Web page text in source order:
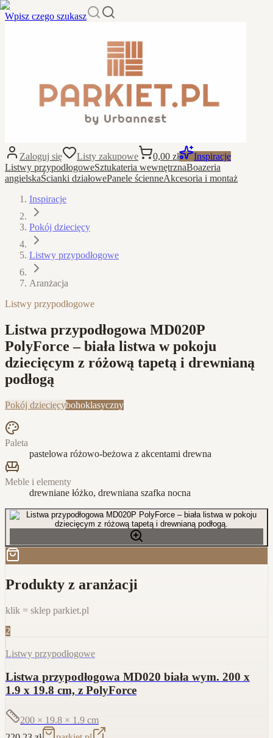
Wpisz czego szukasz
Zaloguj się Listy zakupowe 0,00 zł
Inspiracje
Listwy przypodłogoweSztukateria wewnętrznaBoazeria
angielskaŚcianki działowePanele ścienneAkcesoria i montaż
Inspiracje
Pokój dziecięcy
Listwy przypodłogowe
Aranżacja
Listwy przypodłogowe
Listwa przypodłogowa MD020P
PolyForce – biała listwa w pokoju
dziecięcym z różową tapetą i drewnianą
podłogą
Pokój dziecięcybohoklasyczny
Paleta
pastelowa różowo-beżowa z akcentami drewna
Meble i elementy
drewniane łóżko, drewniana szafka nocna
Produkty z aranżacji
klik = sklep parkiet.pl
2
Listwy przypodłogowe
Listwa przypodłogowa MD020 biała wym. 200 x
1.9 x 19.8 cm, z PolyForce
200 × 19.8 × 1.9 cm